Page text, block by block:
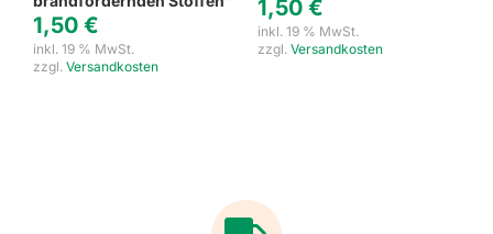
1,50 €
inkl. 19 % MwSt.
zzgl. Versandkosten
1,50 €
inkl. 19 % MwSt.
zzgl. Versandkosten